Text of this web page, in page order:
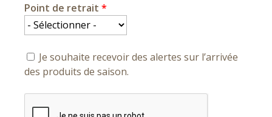
Point de retrait *
Je souhaite recevoir des alertes sur l’arrivée
des produits de saison.